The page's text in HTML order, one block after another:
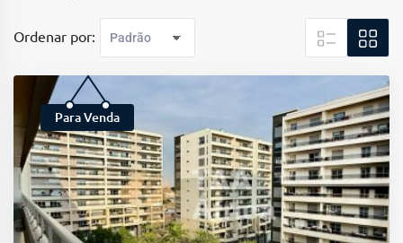
Ordenar por:
Para Venda